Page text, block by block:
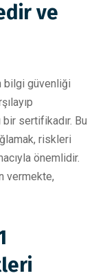
ve
bilgi güvenliği
bir sertifikadır. Bu
riskleri
önemlidir.
vermekte,